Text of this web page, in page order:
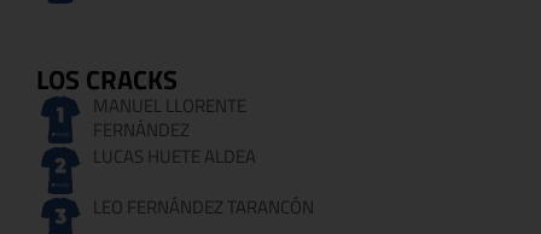
LOS CRACKS
MANUEL LLORENTE
FERNÁNDEZ
LUCAS HUETE ALDEA
LEO FERNÁNDEZ TARANCÓN